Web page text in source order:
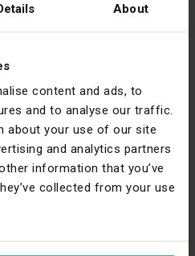
About
content and ads, to
and to analyse our traffic.
about your use of our site
and analytics partners
information that you’ve
collected from your use